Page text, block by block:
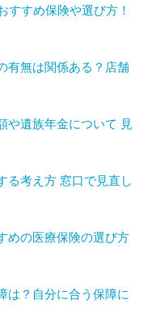
すすめ保険や選び方！
有無は関係ある？店舗
や遺族年金について 見
る考え方 窓口で見直し
めの医療保険の選び方
は？自分に合う保障に